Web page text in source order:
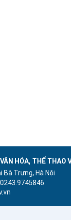
HÓA, THỂ THAO
Bà Trưng, Hà Nội